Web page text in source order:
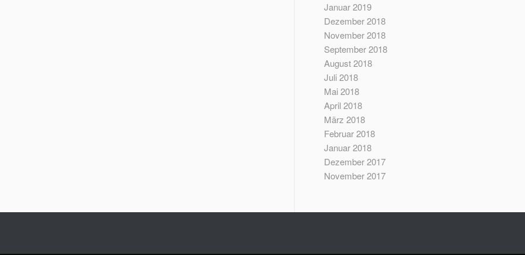
Januar 2019
Dezember 2018
November 2018
September 2018
August 2018
Juli 2018
Mai 2018
April 2018
März 2018
Februar 2018
Januar 2018
Dezember 2017
November 2017